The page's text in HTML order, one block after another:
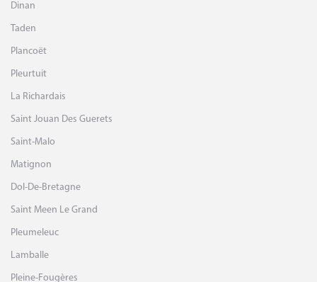
Dinan
Taden
Plancoët
Pleurtuit
La Richardais
Saint Jouan Des Guerets
Saint-Malo
Matignon
Dol-De-Bretagne
Saint Meen Le Grand
Pleumeleuc
Lamballe
Pleine-Fougères